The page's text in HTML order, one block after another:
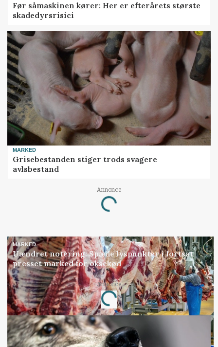
Før såmaskinen kører: Her er efterårets største
skadedyrsrisici
MARKED
Grisebestanden stiger trods svagere
avlsbestand
Annonce
Loading...
MARKED
Uændret notering: Spæde lyspunkter i fortsat
presset marked for oksekød
Annonce
Loading...